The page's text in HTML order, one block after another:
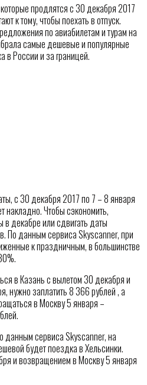
продлятся с 30 декабря 2017
к тому, чтобы поехать в отпуск.
по авиабилетам и турам на
самые дешевые и популярные
в России и за границей.
с 30 декабря 2017 по 7 – 8 января
накладно. Чтобы сэкономить,
в декабре или сдвигать даты
По данным сервиса Skyscanner, при
к праздничным, в большинстве
в Казань с вылетом 30 декабря и
нужно заплатить 8 366 рублей , а
в Москву 5 января –
данным сервиса Skyscanner, на
будет поездка в Хельсинки.
и возвращением в Москву 5 января